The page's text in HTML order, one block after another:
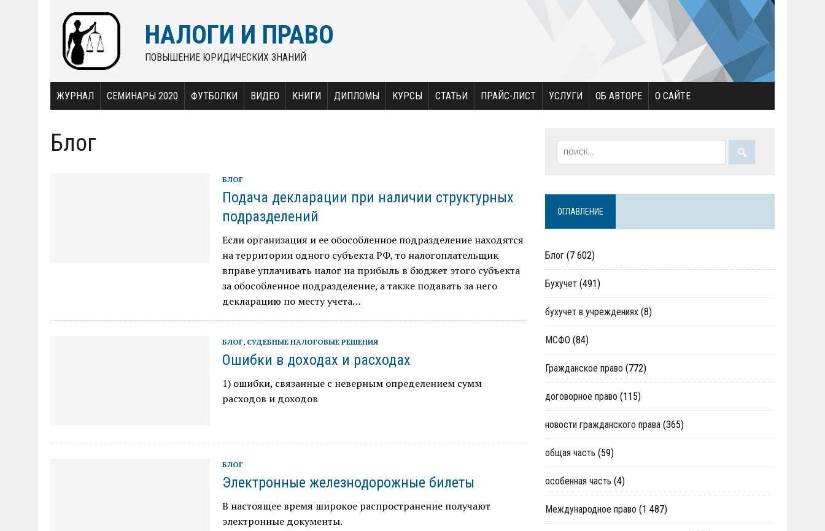
НАЛОГИ И ПРАВО
ПОВЫШЕНИЕ ЮРИДИЧЕСКИХ ЗНАНИЙ
ЖУРНАЛ СЕМИНАРЫ 2020 ФУТБОЛКИ ВИДЕО КНИГИ ДИПЛОМЫ КУРСЫ СТАТЬИ ПРАЙС-ЛИСТ УСЛУГИ ОБ АВТОРЕ О САЙТЕ
Блог
БЛОГ
Подача декларации при наличии структурных
подразделений
Если организация и ее обособленное подразделение находятся
на территории одного субъекта РФ, то налогоплательщик
вправе уплачивать налог на прибыль в бюджет этого субъекта
за обособленное подразделение, а также подавать за него
декларацию по месту учета…
БЛОГ, СУДЕБНЫЕ НАЛОГОВЫЕ РЕШЕНИЯ
Ошибки в доходах и расходах
1) ошибки, связанные с неверным определением сумм
расходов и доходов
БЛОГ
Электронные железнодорожные билеты
В настоящее время широкое распространение получают
электронные документы.
ОГЛАВЛЕНИЕ
Блог (7 602)
Бухучет (491)
бухучет в учреждениях (8)
МСФО (84)
Гражданское право (772)
договорное право (115)
новости гражданского права (365)
общая часть (59)
особенная часть (4)
Международное право (1 487)